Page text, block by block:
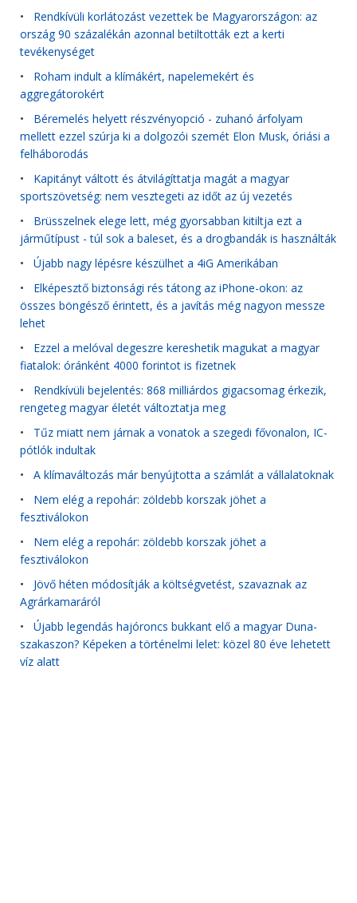
• Rendkívüli korlátozást vezettek be Magyarországon: az
ország 90 százalékán azonnal betiltották ezt a kerti
tevékenységet
• Roham indult a klímákért, napelemekért és
aggregátorokért
• Béremelés helyett részvényopció - zuhanó árfolyam
mellett ezzel szúrja ki a dolgozói szemét Elon Musk, óriási a
felháborodás
• Kapitányt váltott és átvilágíttatja magát a magyar
sportszövetség: nem vesztegeti az időt az új vezetés
• Brüsszelnek elege lett, még gyorsabban kitiltja ezt a
járműtípust - túl sok a baleset, és a drogbandák is használták
• Újabb nagy lépésre készülhet a 4iG Amerikában
• Elképesztő biztonsági rés tátong az iPhone-okon: az
összes böngésző érintett, és a javítás még nagyon messze
lehet
• Ezzel a melóval degeszre kereshetik magukat a magyar
fiatalok: óránként 4000 forintot is fizetnek
• Rendkívüli bejelentés: 868 milliárdos gigacsomag érkezik,
rengeteg magyar életét változtatja meg
• Tűz miatt nem járnak a vonatok a szegedi fővonalon, IC-
pótlók indultak
• A klímaváltozás már benyújtotta a számlát a vállalatoknak
• Nem elég a repohár: zöldebb korszak jöhet a
fesztiválokon
• Nem elég a repohár: zöldebb korszak jöhet a
fesztiválokon
• Jövő héten módosítják a költségvetést, szavaznak az
Agrárkamaráról
• Újabb legendás hajóroncs bukkant elő a magyar Duna-
szakaszon? Képeken a történelmi lelet: közel 80 éve lehetett
víz alatt